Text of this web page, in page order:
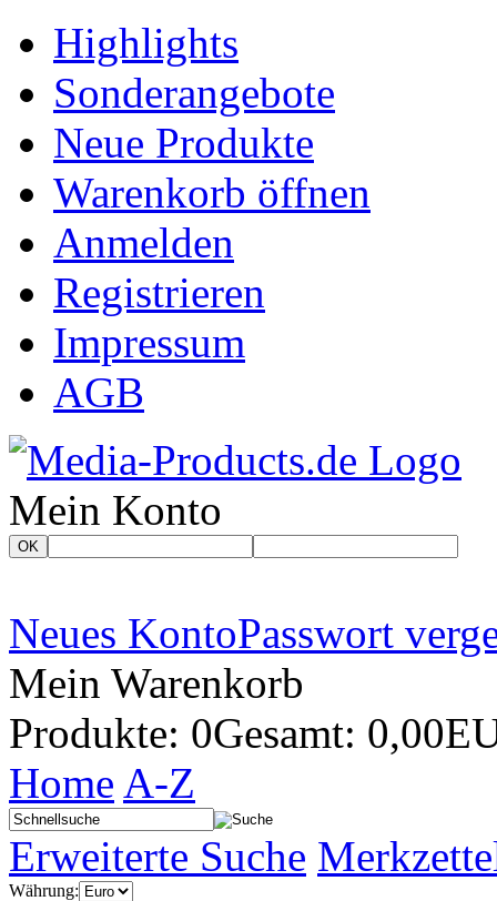
Highlights
Sonderangebote
Neue Produkte
Warenkorb öffnen
Anmelden
Registrieren
Impressum
AGB
Mein Konto
OK
Neues KontoPasswort
Mein Warenkorb
Produkte: 0Gesamt:
Home A-Z
Erweiterte Suche
Währung: